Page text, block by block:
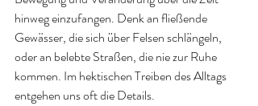
hinweg einzufangen. Denk an fließende
Gewässer, die sich über Felsen schlängeln,
oder an belebte Straßen, die nie zur Ruhe
kommen. Im hektischen Treiben des Alltags
entgehen uns oft die Details.